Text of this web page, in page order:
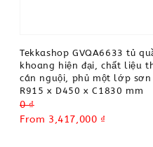
Tekkashop GVQA6633 tủ
khoang hiện đại, chất liệu
cán nguội, phủ một lớp sơn
R915 x D450 x C1830 mm
Regular
price
0 ₫
Sale
From 3,417,000 ₫